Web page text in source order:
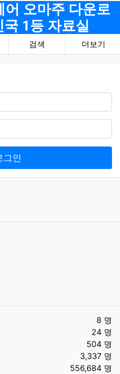
어 오마주 다운로
1등 자료실
검색 더보기
그인
8 명
24 명
504 명
3,337 명
556,684 명